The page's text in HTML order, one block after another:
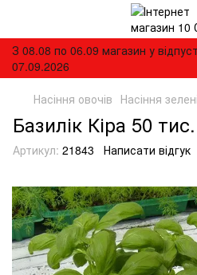
З 08.08 по 06.09 магазин у
07.09.2026
Насіння овочів Насіння зелені
Базилік Кіра 50
Артикул: 21843 Написати відгук